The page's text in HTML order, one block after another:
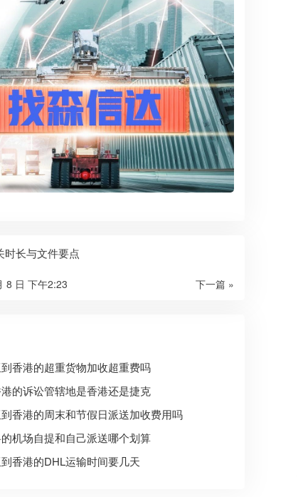
时长与文件要点
下一篇 »
8 日 下午2:23
香港的超重货物加收超重费吗
的诉讼管辖地是香港还是捷克
香港的周末和节假日派送加收费用吗
机场自提和自己派送哪个划算
香港的DHL运输时间要几天